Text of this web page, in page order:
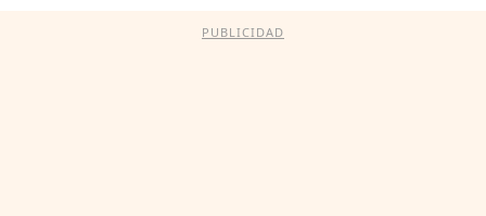
PUBLICIDAD